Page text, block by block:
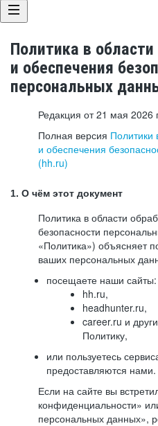
Политика в
и обеспечения
персональных
Редакция от 21 мая 2026
Полная версия Политики
и обеспечения
(hh.ru)
1. О чём этот документ
Политика в области
безопасности
«Политика») объясняет
ваших персональных
посещаете наши сайты:
hh.ru,
headhunter.ru,
career.ru и
Политику,
или пользуетесь
предоставляются нами.
Если на сайте вы
конфиденциальности»
персональных данных»,